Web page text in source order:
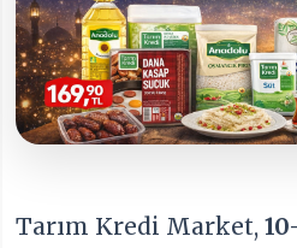
Tarım Kredi Market,